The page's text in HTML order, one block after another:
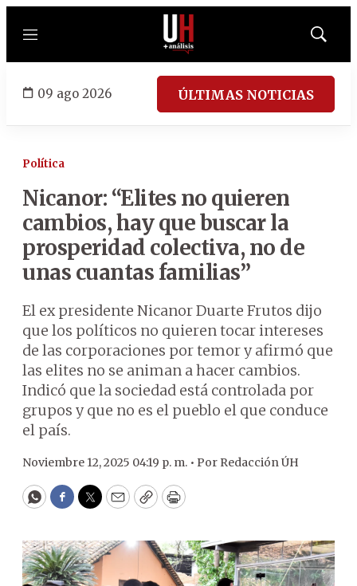
Menú
Mostrar
09 ago 2026 ÚLTIMAS NOTICIAS
Política
Nicanor: “Elites no quieren
cambios, hay que buscar la
prosperidad colectiva, no de
unas cuantas familias”
El ex presidente Nicanor Duarte Frutos dijo
que los políticos no quieren tocar intereses
de las corporaciones por temor y afirmó que
las elites no se animan a hacer cambios.
Indicó que la sociedad está controlada por
grupos y que no es el pueblo el que conduce
el país.
Noviembre 12, 2025 04:19 p. m. • Por Redacción ÚH
WhatsApp
Facebook
Twitter
EmailCopyPrint